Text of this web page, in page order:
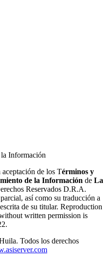
Información
de los Términos y
de la Información de La
Reservados D.R.A.
así como su traducción a
de su titular. Reproduction
written permission is
Todos los derechos